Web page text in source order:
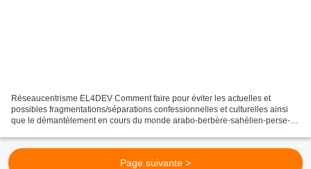
Réseaucentrisme EL4DEV Comment faire pour éviter les actuelles et
possibles fragmentations/séparations confessionnelles et culturelles ainsi
que le démantèlement en cours du monde arabo-berbère-sahélien-perse-
Page suivante >